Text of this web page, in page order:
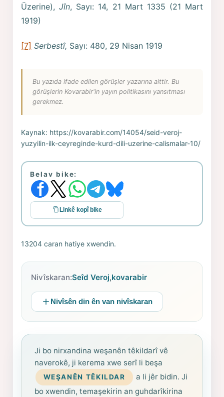
Üzerine), Jîn, Sayı: 14, 21 Mart 1335 (21 Mart
1919)
[7] Serbestî, Sayı: 480, 29 Nisan 1919
Bu yazıda ifade edilen görüşler yazarına aittir. Bu
görüşlerin Kovarabir'in yayın politikasını yansıtması
gerekmez.
Kaynak: https://kovarabir.com/14054/seid-veroj-
yuzyilin-ilk-ceyreginde-kurd-dili-uzerine-calismalar-10/
Belav bike:
Linkê kopî bike
13204 caran hatiye xwendin.
Nivîskaran:Seîd Veroj,kovarabir
Nivîsên din ên van nivîskaran
Ji bo nirxandina weşanên têkildarî vê
naverokê, ji kerema xwe serî li beşa
WEŞANÊN TÊKILDAR
a li jêr bidin. Ji
bo xwendin, temaşekirin an guhdarîkirina